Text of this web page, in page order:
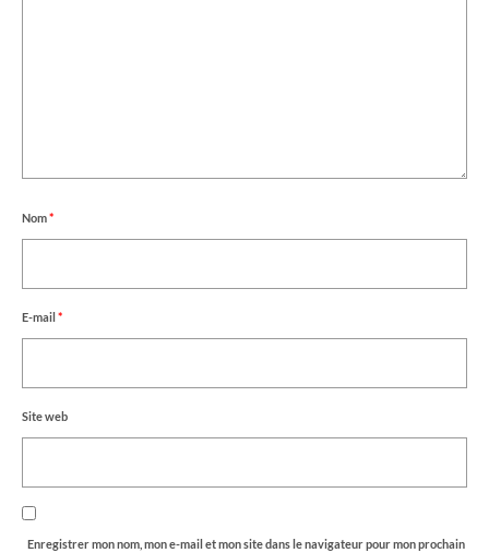
Nom*
E-mail*
Site web
Enregistrer mon nom, mon e-mail et mon site dans le navigateur pour mon prochain